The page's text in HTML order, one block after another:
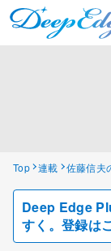
Top 連載 佐藤信夫
Deep Edge
すく。登録は